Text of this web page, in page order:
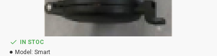
IN STOC
Model: Smart